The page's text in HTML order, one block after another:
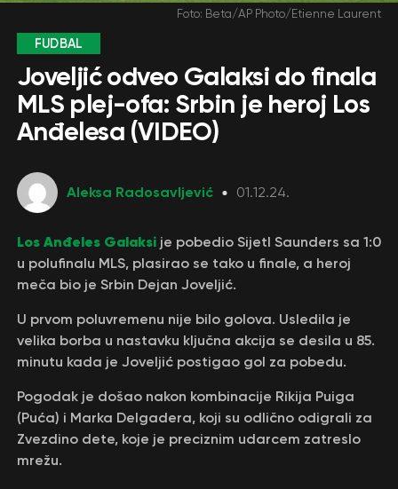
Foto: Beta/AP Photo/Etienne Laurent
FUDBAL
Joveljić odveo Galaksi do finala
MLS plej-ofa: Srbin je heroj Los
Anđelesa (VIDEO)
Aleksa Radosavljević 01.12.24.
Los Anđeles Galaksije pobedio Sijetl Saunders sa 1:0
u polufinalu MLS, plasirao se tako u finale, a heroj
meča bio je Srbin Dejan Joveljić.
U prvom poluvremenu nije bilo golova. Usledila je
velika borba u nastavku ključna akcija se desila u 85.
minutu kada je Joveljić postigao gol za pobedu.
Pogodak je došao nakon kombinacije Rikija Puiga
(Puća) i Marka Delgadera, koji su odlično odigrali za
Zvezdino dete, koje je preciznim udarcem zatreslo
mrežu.